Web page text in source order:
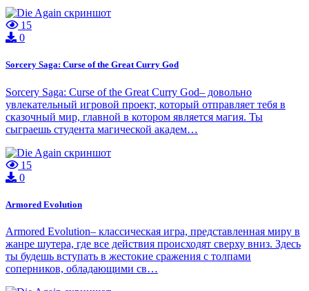
15
0
Sorcery Saga: Curse of the Great Curry God
Sorcery Saga: Curse of the Great Curry God– довольно
увлекательный игровой проект, который отправляет тебя в
сказочный мир, главной в котором является магия. Ты
сыграешь студента магической академ…
15
0
Armored Evolution
Armored Evolution– классическая игра, представленная миру в
жанре шутера, где все действия происходят сверху вниз. Здесь
ты будешь вступать в жестокие сражения с толпами
соперников, обладающими св…